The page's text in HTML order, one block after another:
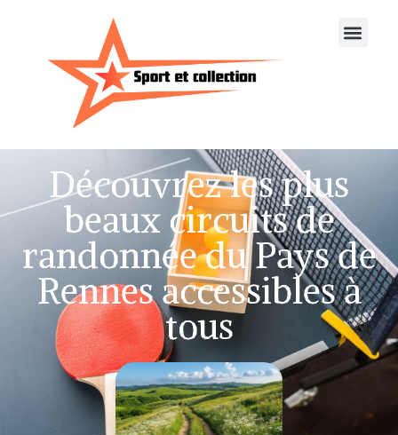
Découvrez les plus
beaux circuits de
randonnée du Pays de
Rennes accessibles à
tous